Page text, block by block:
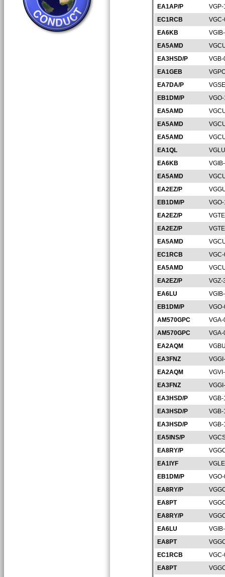
EA1AP/P
EC1RCB
EA6KB
EA5AMD
EA3HSD/P
EA1GEB
EA7DA/P
EB1DM/P
EA5AMD
EA5AMD
EA5AMD
EA1QL
EA6KB
EA5AMD
EA2EZ/P
EB1DM/P
EA2EZ/P
EA2EZ/P
EA5AMD
EC1RCB
EA5AMD
EA2EZ/P
VGZ-
EA6LU
EB1DM/P
AM570GPC
AM570GPC
EA2AQM
EA3FNZ
EA2AQM
EA3FNZ
EA3HSD/P
EA3HSD/P
EA3HSD/P
EA5INS/P
EA8RY/P
EA1IYF
EB1DM/P
EA8RY/P
EA8PT
EA8RY/P
EA6LU
EA8PT
EC1RCB
EA8PT